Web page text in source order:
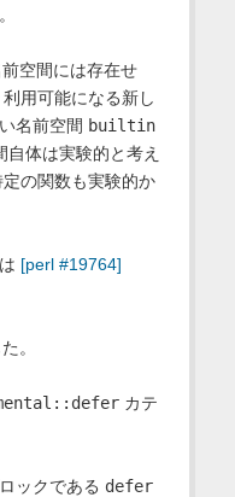
空間には存在せ
用可能になる新し
名前空間 builtin
体は実験的と考え
の関数も実験的か
[perl #19764]
。
カテ
ックである defer